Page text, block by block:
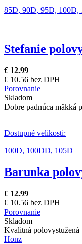
85D, 90D, 95D, 100D,
Stefanie
€ 12.99
€ 10.56 bez DPH
Porovnanie
Skladom
Dobre padnúca mäkká
Dostupné velikosti:
100D, 100DD, 105D
Barunka
€ 12.99
€ 10.56 bez DPH
Porovnanie
Skladom
Kvalitná polovystužená
Honz